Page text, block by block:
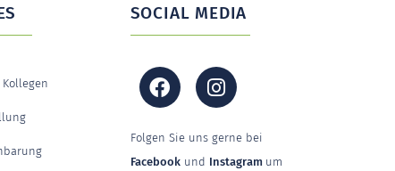
Kollegen
SOCIAL MEDIA
Folgen Sie uns gerne bei
Facebookund Instagram um